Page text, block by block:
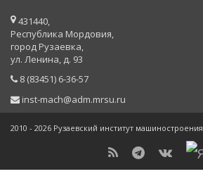
431440,
Республика Мордовия,
город Рузаевка,
ул. Ленина, д. 93
8 (83451) 6-36-57
inst-mach@adm.mrsu.ru
2010 - 2026 Рузаевский институт машиностроения